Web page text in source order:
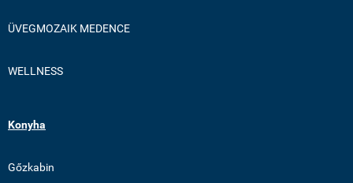
ÜVEGMOZAIK MEDENCE
WELLNESS
Konyha
Gőzkabin